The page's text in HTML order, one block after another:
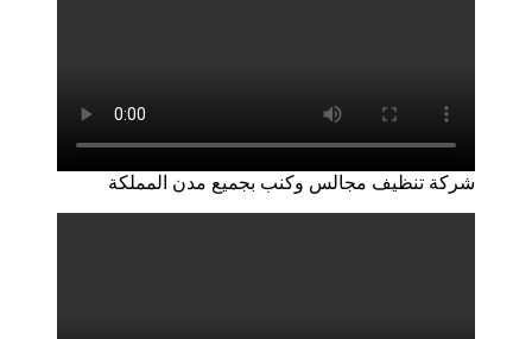
شركة تنظيف مجالس وكنب بجميع مدن المملكة